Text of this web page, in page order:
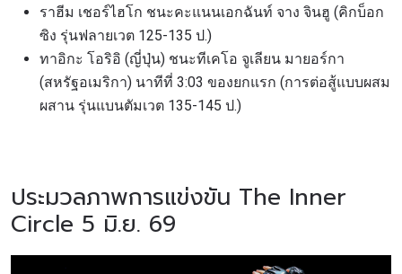
ราฮีม เชอร์ไฮโก ชนะคะแนนเอกฉันท์ จาง จินฮู (คิกบ็อก
ซิง รุ่นฟลายเวต 125-135 ป.)
ทาอิกะ โอริอิ (ญี่ปุ่น) ชนะทีเคโอ จูเลียน มายอร์กา
(สหรัฐอเมริกา) นาทีที่ 3:03 ของยกแรก (การต่อสู้แบบผสม
ผสาน รุ่นแบนตัมเวต 135-145 ป.)
ประมวลภาพการแข่งขัน The Inner
Circle 5 มิ.ย. 69